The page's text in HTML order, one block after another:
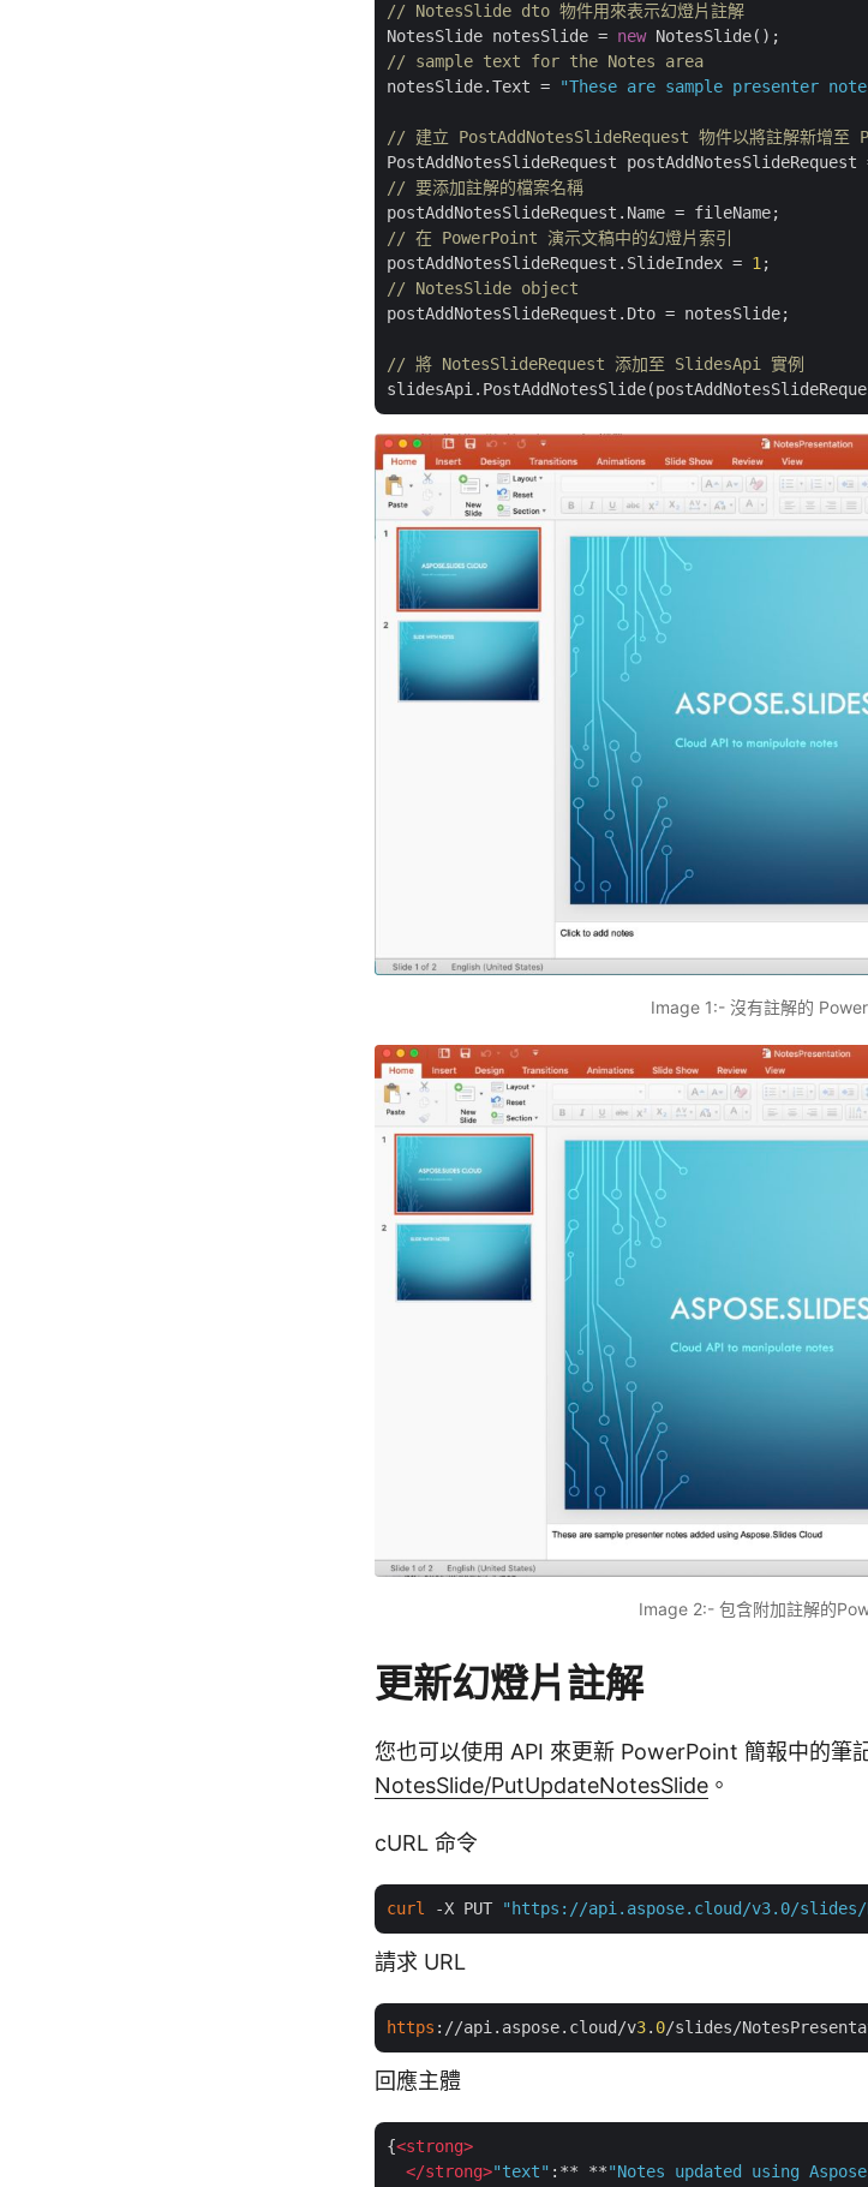
// NotesSlide dto 物件用來表示幻燈片註解
NotesSlide notesSlide = new
// sample text for the Notes area
notesSlide.Text =
"These are sample presenter
// 建立 PostAddNotesSlideRequest 物件以將註解新增至
PostAddNotesSlideRequest postAddNotesSlideRequest
// 要添加註解的檔案名稱
// 在 PowerPoint 演示文稿中的幻燈片索引
postAddNotesSlideRequest.SlideIndex = 1
// NotesSlide object
postAddNotesSlideRequest.Dto = notesSlide;
// 將 NotesSlideRequest 添加至 SlidesApi 實例
Image 1:- 沒有註解的
Image 2:- 包含附加註解的
更新幻燈片註解
您也可以使用 API 來更新 PowerPoint 簡報中的筆
NotesSlide/PutUpdateNotesSlide 。
cURL 命令
curl -X PUT "https://api.aspose.cloud/v3.0/slides/
請求 URL
https ://api.aspose.cloud/v3. 0/slides/
回應主體
{<strong>
</strong>"text" :** **"Notes updated using